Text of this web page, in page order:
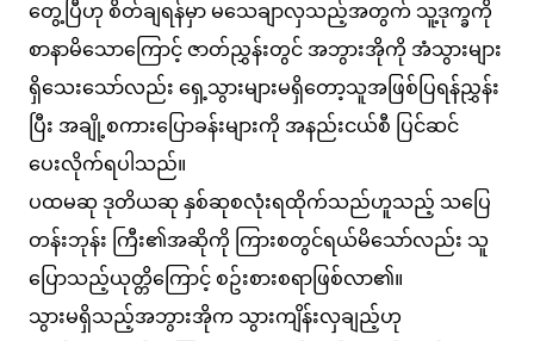
တွေ့ပြီဟု စိတ်ချရန်မှာ မသေချာလှသည့်အတွက် သူ့ဒုက္ခကို
စာနာမိသောကြောင့် ဇာတ်ညွှန်းတွင် အဘွားအိုကို အံသွားများ
ရှိသေးသော်လည်း ရှေ့သွားများမရှိတော့သူအဖြစ်ပြရန်ညွှန်း
ပြီး အချို့စကားပြောခန်းများကို အနည်းငယ်စီ ပြင်ဆင်
ပေးလိုက်ရပါသည်။
ပထမဆု ဒုတိယဆု နှစ်ဆုစလုံးရထိုက်သည်ဟူသည့် သပြေ
တန်းဘုန်း ကြီး၏အဆိုကို ကြားစတွင်ရယ်မိသော်လည်း သူ
ပြောသည့်ယုတ္တိကြောင့် စဥ်းစားစရာဖြစ်လာ၏။
သွားမရှိသည့်အဘွားအိုက သွားကျိန်းလှချည့်ဟု